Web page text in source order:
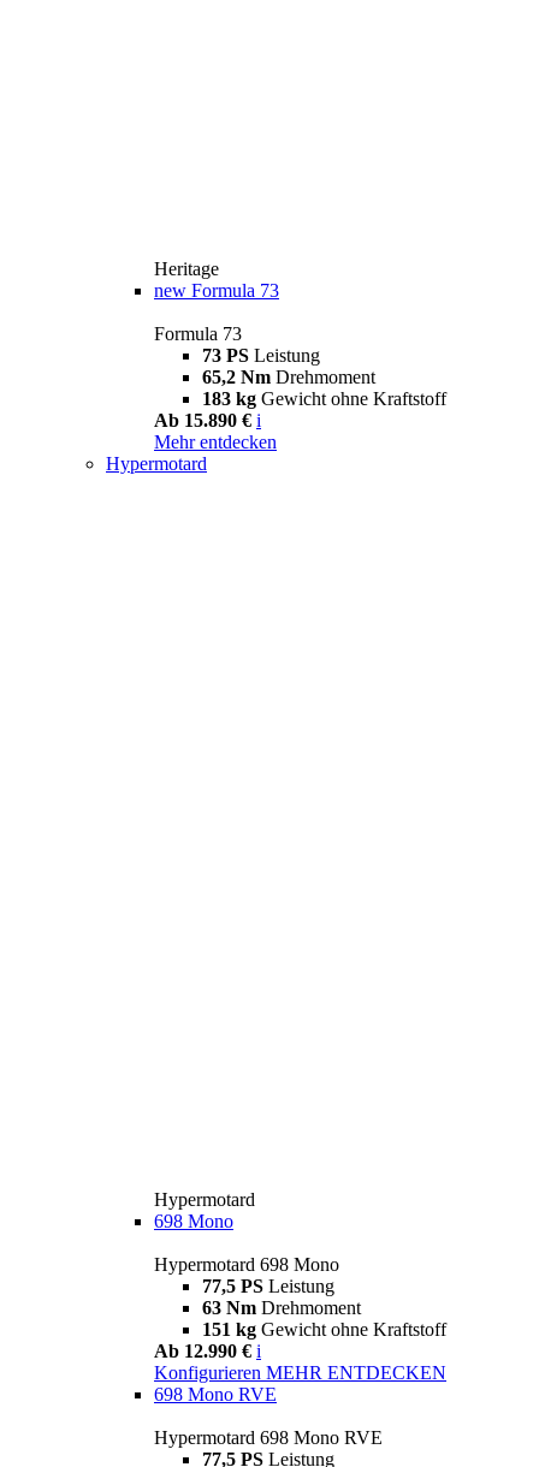
Heritage
new Formula 73
Formula 73
73 PS Leistung
65,2 Nm Drehmoment
183 kg Gewicht ohne Kraftstoff
Ab 15.890 € i
Mehr entdecken
Hypermotard
Hypermotard
698 Mono
Hypermotard 698 Mono
77,5 PS Leistung
63 Nm Drehmoment
151 kg Gewicht ohne Kraftstoff
Ab 12.990 € i
Konfigurieren MEHR ENTDECKEN
698 Mono RVE
Hypermotard 698 Mono RVE
77,5 PS Leistung